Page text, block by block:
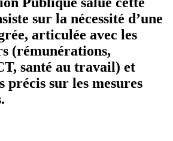
sur la nécessité d’une
articulée avec les
(rémunérations,
santé au travail) et
précis sur les mesures